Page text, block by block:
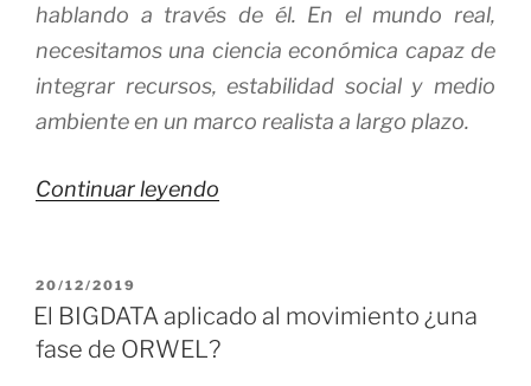
hablando a través de él. En el mundo real,
necesitamos una ciencia económica capaz de
integrar recursos, estabilidad social y medio
ambiente en un marco realista a largo plazo.
Continuar leyendo
es
PUBLICADO
EL
20/12/2019
El BIGDATA aplicado al movimiento ¿una
fase de ORWEL?